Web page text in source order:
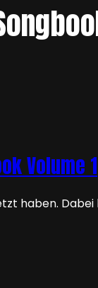
Volume 1
haben. Dabei